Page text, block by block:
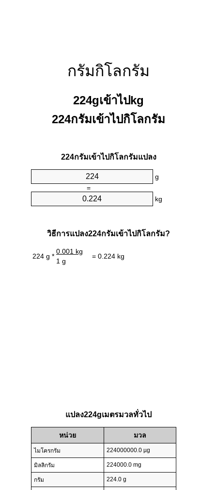
กรัมกิโลกรัม
224gเข้าไปkg
224กรัมเข้าไปกิโลกรัม
224กรัมเข้าไปกิโลกรัมแปลง
g
=
kg
วิธีการแปลง224กรัมเข้าไปกิโลกรัม?
224 g *
0.001 kg
= 0.224 kg
1 g
แปลง224gเมตรมวลทั่วไป
หน่วย มวล
ไมโครกรัม 224000000.0 µg
มิลลิกรัม 224000.0 mg
กรัม 224.0 g